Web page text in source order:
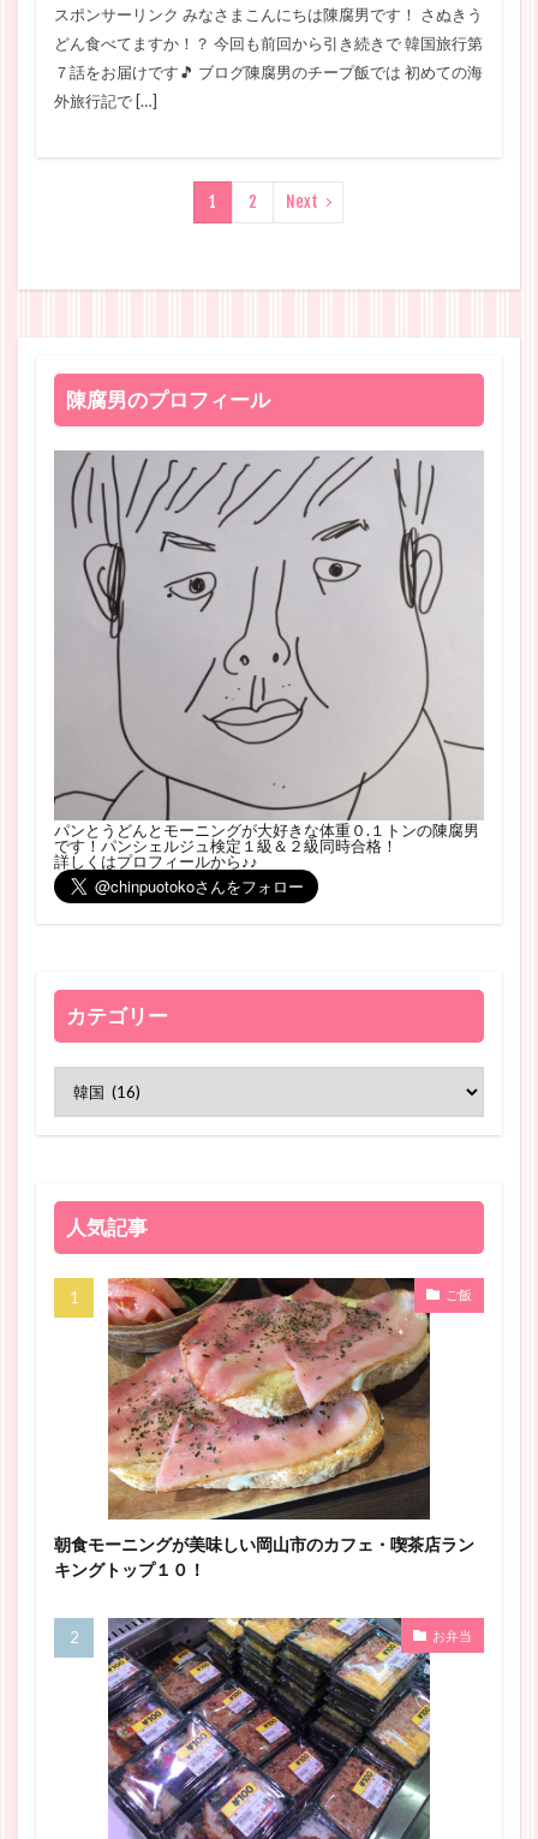
スポンサーリンク みなさまこんにちは陳腐男です！ さぬきう
どん食べてますか！？ 今回も前回から引き続きで 韓国旅行第
７話をお届けです🎵 ブログ陳腐男のチープ飯では 初めての海
外旅行記で […]
1 2 Next
陳腐男のプロフィール
パンとうどんとモーニングが大好きな体重０.１トンの陳腐男
です！パンシェルジュ検定１級＆２級同時合格！
詳しくはプロフィールから♪♪
カテゴリー
人気記事
ご飯
朝食モーニングが美味しい岡山市のカフェ・喫茶店ラン
キングトップ１０！
お弁当